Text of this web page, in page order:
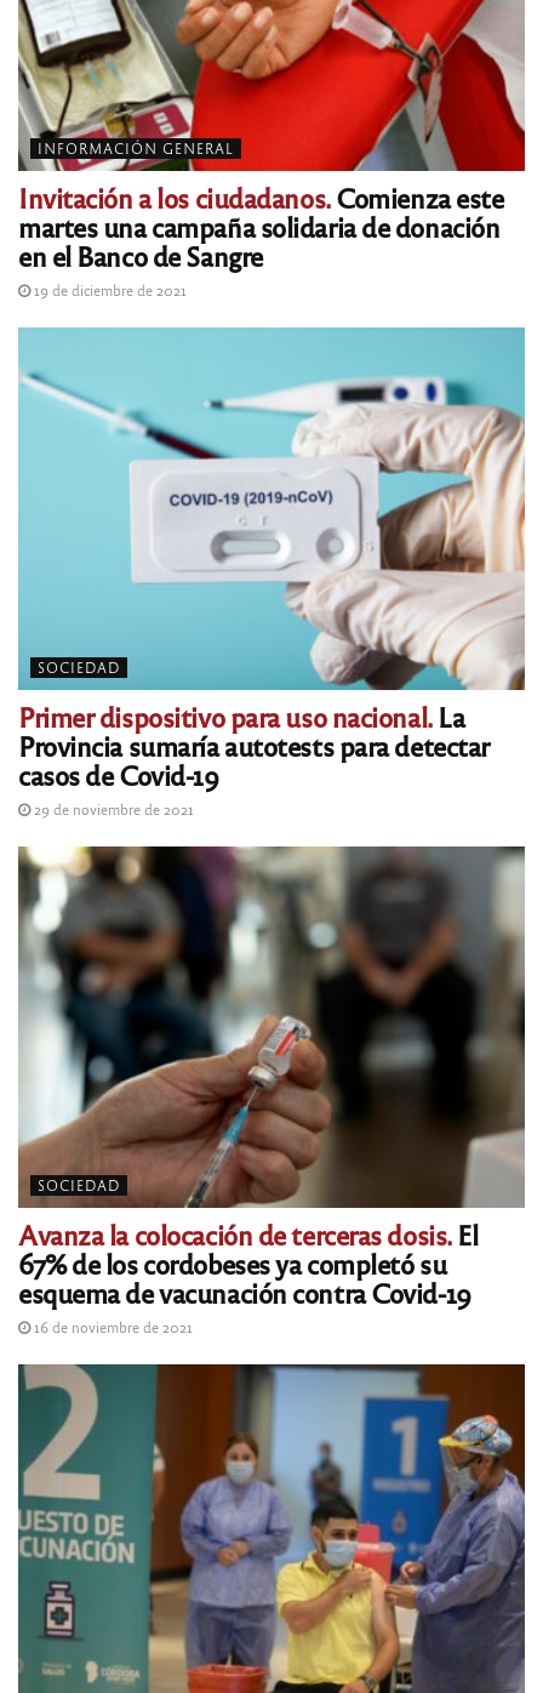
INFORMACIÓN GENERAL
Invitación a los ciudadanos.Comienza este
martes una campaña solidaria de donación
en el Banco de Sangre
19 de diciembre de 2021
SOCIEDAD
Primer dispositivo para uso nacional.La
Provincia sumaría autotests para detectar
casos de Covid-19
29 de noviembre de 2021
SOCIEDAD
Avanza la colocación de terceras dosis.El
67% de los cordobeses ya completó su
esquema de vacunación contra Covid-19
16 de noviembre de 2021